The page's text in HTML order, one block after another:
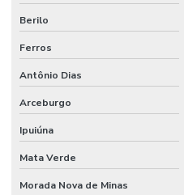
Berilo
Ferros
Antônio Dias
Arceburgo
Ipuiúna
Mata Verde
Morada Nova de Minas